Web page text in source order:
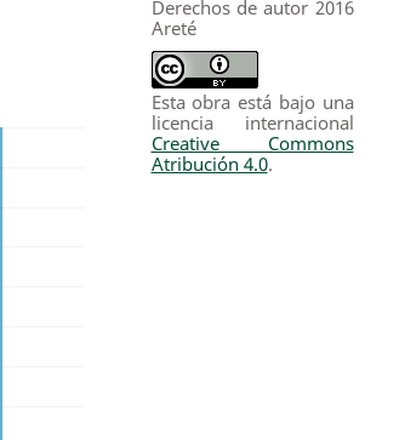
Derechos de autor 2016
Areté
Esta obra está bajo una
licencia internacional
Creative Commons
Atribución 4.0.